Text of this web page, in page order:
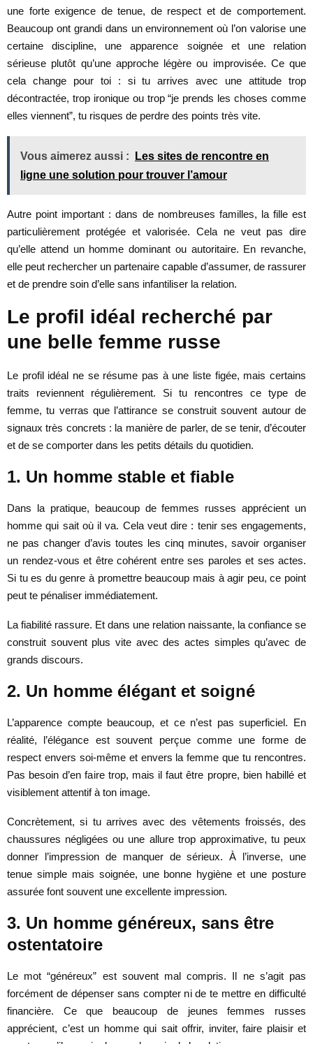
une forte exigence de tenue, de respect et de comportement.
Beaucoup ont grandi dans un environnement où l’on valorise une
certaine discipline, une apparence soignée et une relation
sérieuse plutôt qu’une approche légère ou improvisée. Ce que
cela change pour toi : si tu arrives avec une attitude trop
décontractée, trop ironique ou trop “je prends les choses comme
elles viennent”, tu risques de perdre des points très vite.
Vous aimerez aussi :
Les sites de rencontre en
ligne une solution pour trouver l’amour
Autre point important : dans de nombreuses familles, la fille est
particulièrement protégée et valorisée. Cela ne veut pas dire
qu’elle attend un homme dominant ou autoritaire. En revanche,
elle peut rechercher un partenaire capable d’assumer, de rassurer
et de prendre soin d’elle sans infantiliser la relation.
Le profil idéal recherché par
une belle femme russe
Le profil idéal ne se résume pas à une liste figée, mais certains
traits reviennent régulièrement. Si tu rencontres ce type de
femme, tu verras que l’attirance se construit souvent autour de
signaux très concrets : la manière de parler, de se tenir, d’écouter
et de se comporter dans les petits détails du quotidien.
1. Un homme stable et fiable
Dans la pratique, beaucoup de femmes russes apprécient un
homme qui sait où il va. Cela veut dire : tenir ses engagements,
ne pas changer d’avis toutes les cinq minutes, savoir organiser
un rendez-vous et être cohérent entre ses paroles et ses actes.
Si tu es du genre à promettre beaucoup mais à agir peu, ce point
peut te pénaliser immédiatement.
La fiabilité rassure. Et dans une relation naissante, la confiance se
construit souvent plus vite avec des actes simples qu’avec de
grands discours.
2. Un homme élégant et soigné
L’apparence compte beaucoup, et ce n’est pas superficiel. En
réalité, l’élégance est souvent perçue comme une forme de
respect envers soi-même et envers la femme que tu rencontres.
Pas besoin d’en faire trop, mais il faut être propre, bien habillé et
visiblement attentif à ton image.
Concrètement, si tu arrives avec des vêtements froissés, des
chaussures négligées ou une allure trop approximative, tu peux
donner l’impression de manquer de sérieux. À l’inverse, une
tenue simple mais soignée, une bonne hygiène et une posture
assurée font souvent une excellente impression.
3. Un homme généreux, sans être
ostentatoire
Le mot “généreux” est souvent mal compris. Il ne s’agit pas
forcément de dépenser sans compter ni de te mettre en difficulté
financière. Ce que beaucoup de jeunes femmes russes
apprécient, c’est un homme qui sait offrir, inviter, faire plaisir et